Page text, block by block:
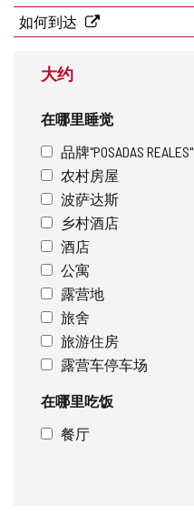
址
如何到达
大约
在哪里睡觉
品牌"POSADAS REALES"
农村房屋
波萨达斯
乡村酒店
酒店
公寓
露营地
旅舍
旅游住房
露营车停车场
在哪里吃饭
餐厅